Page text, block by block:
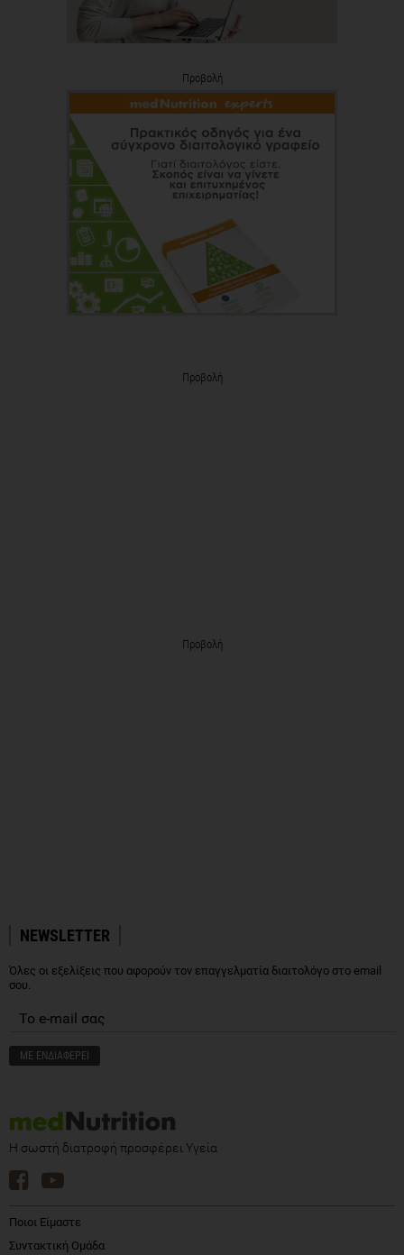
Προβολή
Προβολή
Προβολή
NEWSLETTER
Όλες οι εξελίξεις που αφορούν τον επαγγελματία διαιτολόγο στο email
σου.
Η σωστή διατροφή προσφέρει Υγεία
Ποιοι Είμαστε
Συντακτική Ομάδα